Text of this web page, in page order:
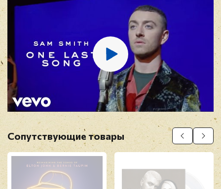
13. Scars
Прикрепить фото
Сопутствующие товары